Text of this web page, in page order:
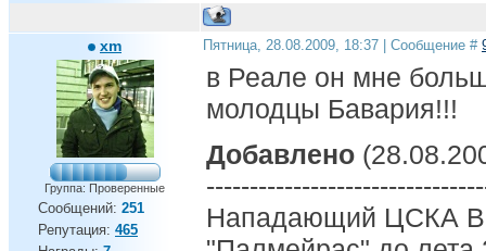
xm
Группа: Проверенные
Сообщений: 251
Репутация: 465
Пятница, 28.08.2009, 18:37 | Сообщение #
в Реале он мне
молодцы Бавария!!!
Добавлено
Нападающий ЦСКА